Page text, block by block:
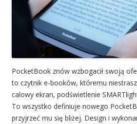
PocketBook znów wzbogacił swoją
to czytnik e-booków, któremu
calowy ekran, podświetlenie
To wszystko definiuje nowego
przyjrzeć mu się bliżej. Design i